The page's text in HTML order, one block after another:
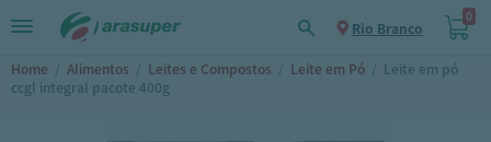
Rio Branco
0
Home / Alimentos / Leites e Compostos / Leite em Pó / Leite em pó
ccgl integral pacote 400g